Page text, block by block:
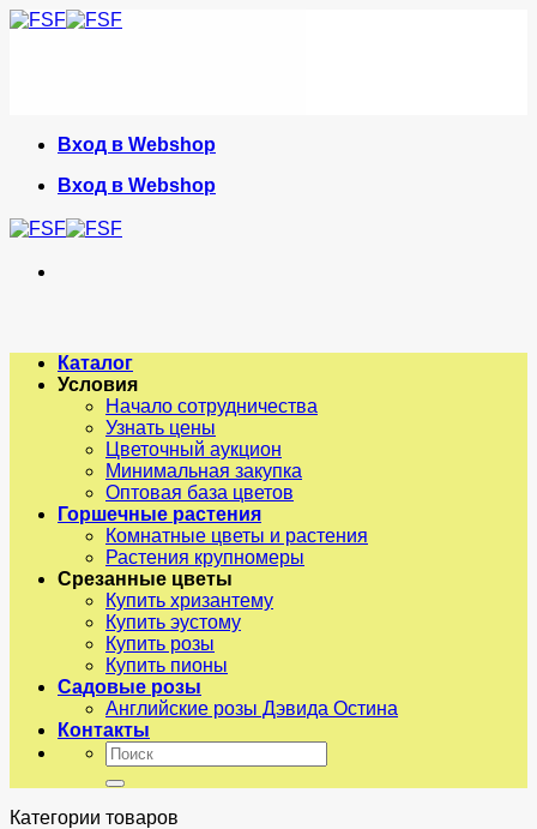
Skip
Вход в Webshop
Вход в Webshop
Каталог
Условия
Начало сотрудничества
Узнать цены
Цветочный аукцион
Минимальная закупка
Оптовая база цветов
Горшечные растения
Комнатные цветы и растения
Растения крупномеры
Срезанные цветы
Купить хризантему
Купить эустому
Купить розы
Купить пионы
Садовые розы
Английские розы Дэвида Остина
Контакты
Искать:
Категории товаров